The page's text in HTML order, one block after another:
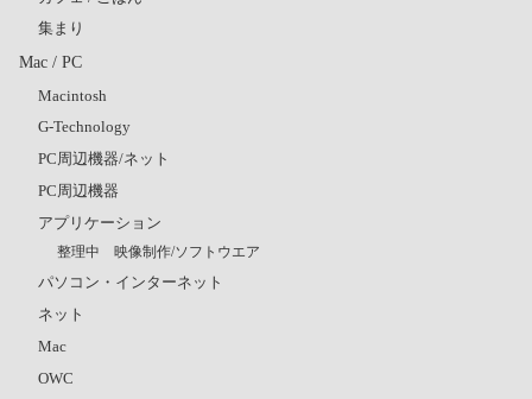
集まり
Mac / PC
Macintosh
G-Technology
PC周辺機器/ネット
PC周辺機器
アプリケーション
整理中 映像制作/ソフトウエア
パソコン・インターネット
ネット
Mac
OWC